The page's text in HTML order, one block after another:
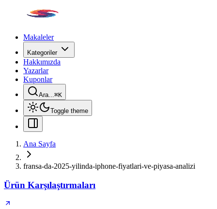
Makaleler
Kategoriler
Hakkımızda
Yazarlar
Kuponlar
Ara...⌘K
Toggle theme
Ana Sayfa
fransa-da-2025-yilinda-iphone-fiyatlari-ve-piyasa-analizi
Ürün Karşılaştırmaları